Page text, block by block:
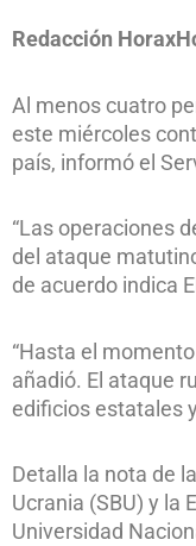
Redacción
Al menos cuatro
este miércoles
país, informó el
“Las operaciones
del ataque
de acuerdo indica
“Hasta el
añadió. El ataque
edificios estatales
Detalla la nota de
Ucrania (SBU) y la
Universidad